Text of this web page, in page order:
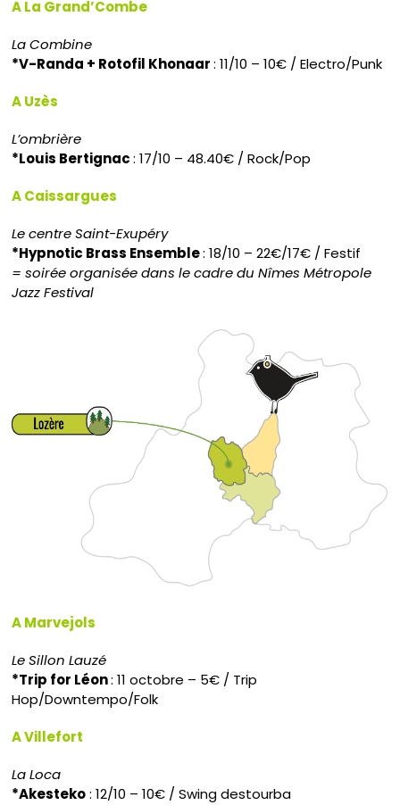
A La Grand’Combe
La Combine
*V-Randa + Rotofil Khonaar: 11/10 – 10€ / Electro/Punk
A Uzès
L’ombrière
*Louis Bertignac: 17/10 – 48.40€ / Rock/Pop
A Caissargues
Le centre Saint-Exupéry
*Hypnotic Brass Ensemble: 18/10 – 22€/17€ / Festif
= soirée organisée dans le cadre du Nîmes Métropole
Jazz Festival
A Marvejols
Le Sillon Lauzé
*Trip for Léon: 11 octobre – 5€ / Trip
Hop/Downtempo/Folk
A Villefort
La Loca
*Akesteko: 12/10 – 10€ / Swing destourba